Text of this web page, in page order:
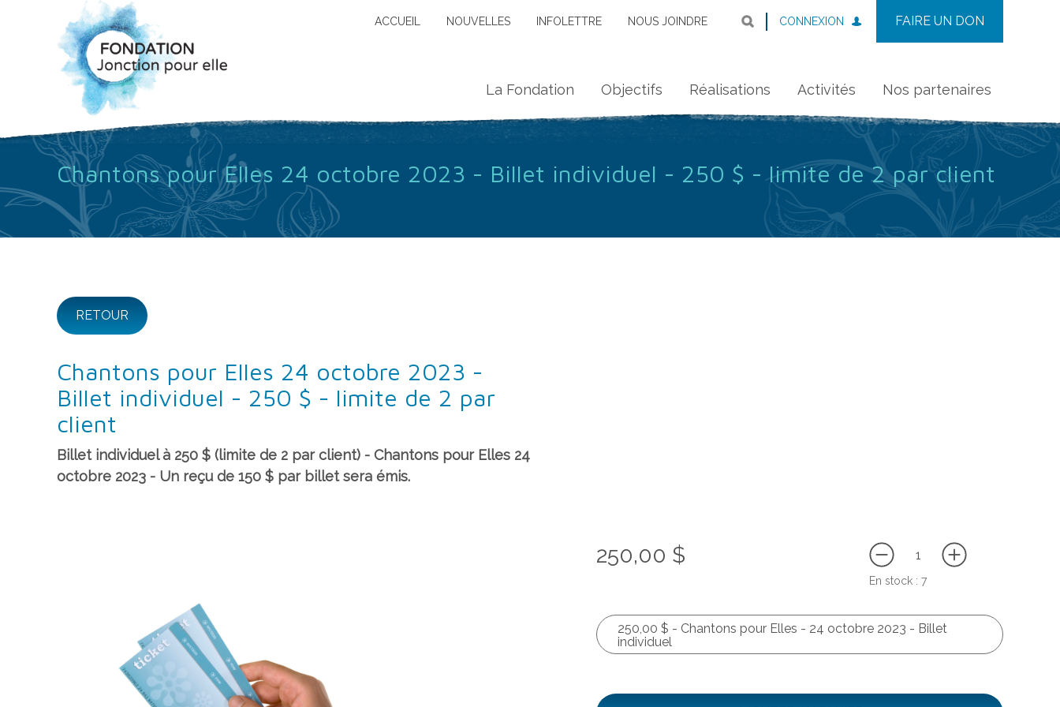
ACCUEIL NOUVELLES INFOLETTRE NOUS JOINDRE CONNEXION FAIRE UN DON
La Fondation Objectifs Réalisations Activités Nos partenaires
Chantons pour Elles 24 octobre 2023 - Billet individuel - 250 $ - limite de 2 par client
RETOUR
Chantons pour Elles 24 octobre 2023 -
Billet individuel - 250 $ - limite de 2 par
client
Billet individuel à 250 $ (limite de 2 par client) - Chantons pour Elles 24
octobre 2023 - Un reçu de 150 $ par billet sera émis.
250,00 $
En stock : 7
250,00 $ - Chantons pour Elles - 24 octobre 2023 - Billet
individuel